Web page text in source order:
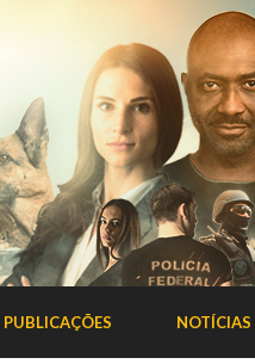
PUBLICAÇÕES NOTÍCIAS